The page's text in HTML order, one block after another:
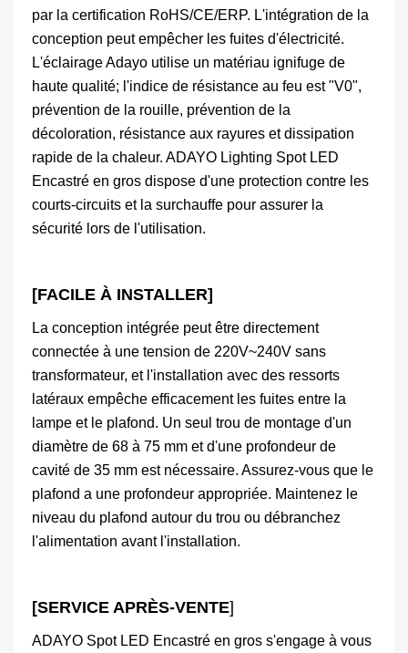
par la certification RoHS/CE/ERP. L'intégration de la
conception peut empêcher les fuites d'électricité.
L'éclairage Adayo utilise un matériau ignifuge de
haute qualité; l'indice de résistance au feu est "V0",
prévention de la rouille, prévention de la
décoloration, résistance aux rayures et dissipation
rapide de la chaleur. ADAYO Lighting Spot LED
Encastré en gros dispose d'une protection contre les
courts-circuits et la surchauffe pour assurer la
sécurité lors de l'utilisation.
[FACILE À INSTALLER]
La conception intégrée peut être directement
connectée à une tension de 220V~240V sans
transformateur, et l'installation avec des ressorts
latéraux empêche efficacement les fuites entre la
lampe et le plafond. Un seul trou de montage d'un
diamètre de 68 à 75 mm et d'une profondeur de
cavité de 35 mm est nécessaire. Assurez-vous que le
plafond a une profondeur appropriée. Maintenez le
niveau du plafond autour du trou ou débranchez
l'alimentation avant l'installation.
[SERVICE APRÈS-VENTE]
ADAYO Spot LED Encastré en gros s'engage à vous